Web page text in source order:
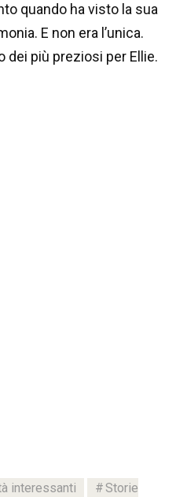
quando ha visto la sua
E non era l’unica.
dei più preziosi per Ellie.
interessanti
Storie